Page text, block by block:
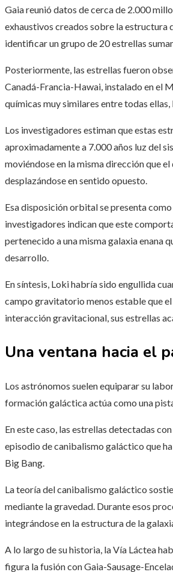
Gaia reunió datos de cerca de 2.000
exhaustivos creados sobre la estructura
identificar un grupo de 20 estrellas
Posteriormente, las estrellas fueron
Canadá-Francia-Hawai, instalado en el
químicas muy similares entre todas
Los investigadores estiman que estas
aproximadamente a 7.000 años luz del
moviéndose en la misma dirección que
desplazándose en sentido opuesto.
Esa disposición orbital se presenta
investigadores indican que este
pertenecido a una misma galaxia enana
desarrollo.
En síntesis, Loki habría sido engullida
campo gravitatorio menos estable que
interacción gravitacional, sus estrellas
Una ventana hacia el
Los astrónomos suelen equiparar su
formación galáctica actúa como una
En este caso, las estrellas detectadas
episodio de canibalismo galáctico que
Big Bang.
La teoría del canibalismo galáctico
mediante la gravedad. Durante esos
integrándose en la estructura de la
A lo largo de su historia, la Vía Láctea
figura la fusión con Gaia-Sausage-